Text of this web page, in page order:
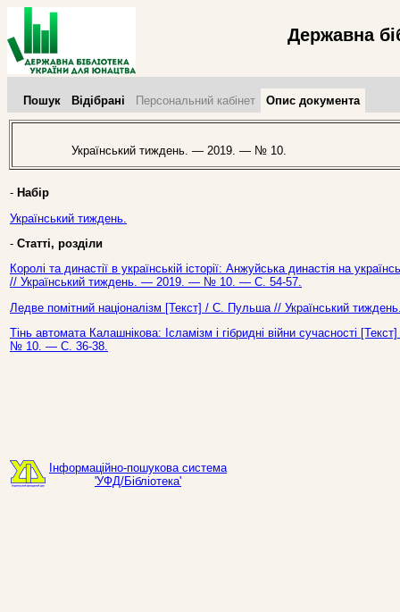
Державна
Пошук Відібрані Персональний кабінет Опис документа
Український тиждень. — 2019. — № 10.
- Набір
Український тиждень.
- Статті, розділи
Королі та династії в українській історії: Анжуйська династія на
// Український тиждень. — 2019. — № 10. — С. 54-57.
Ледве помітний націоналізм [Текст] / С. Пульша // Український
Тінь автомата Калашнікова: Ісламізм і гібридні війни сучасності
№ 10. — С. 36-38.
Інформаційно-пошукова система
'УФД/Бібліотека'